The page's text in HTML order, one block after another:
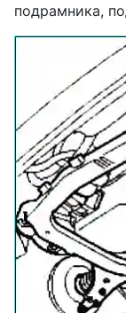
подрамника,